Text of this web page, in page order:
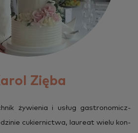
Zięba
ży­wie­nia i usług ga­stro­no­micz­
cu­kier­nic­twa, lau­re­at wielu kon­